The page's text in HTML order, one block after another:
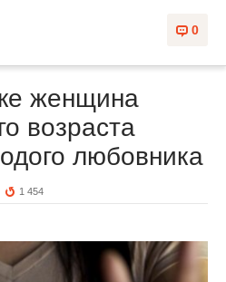
0
женщина
возраста
любовника
1 454